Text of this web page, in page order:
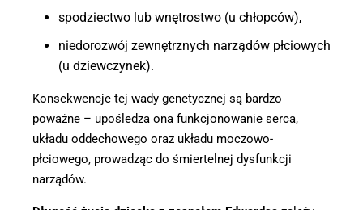
spodziectwo lub wnętrostwo (u chłopców),
niedorozwój zewnętrznych narządów płciowych
(u dziewczynek).
Konsekwencje tej wady genetycznej są bardzo
poważne – upośledza ona funkcjonowanie serca,
układu oddechowego oraz układu moczowo-
płciowego, prowadząc do śmiertelnej dysfunkcji
narządów.